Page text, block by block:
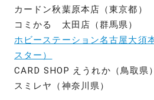
カードン秋葉原本店（東京都）
コミかる 太田店（群馬県）
ホビーステーション名古屋大須
スター）
CARD SHOP えうれか（鳥取県）
スミレヤ（神奈川県）